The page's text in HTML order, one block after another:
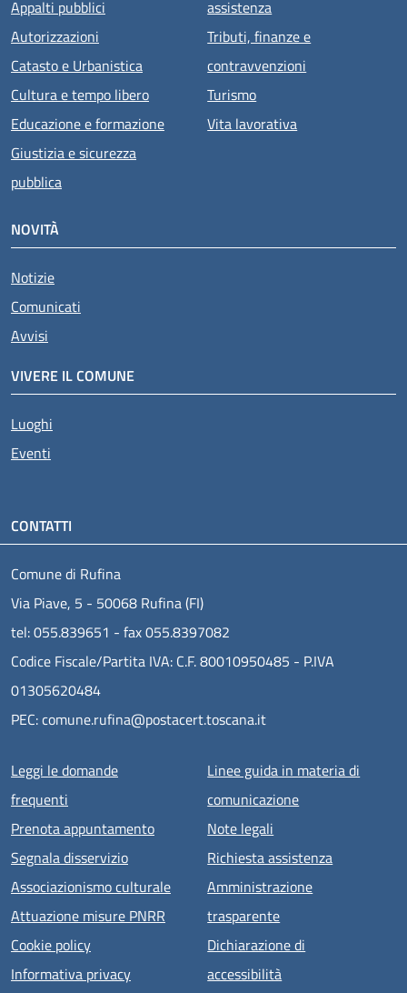
Appalti pubblici
Autorizzazioni
Catasto e Urbanistica
Cultura e tempo libero
Educazione e formazione
Giustizia e sicurezza
pubblica
assistenza
Tributi, finanze e
contravvenzioni
Turismo
Vita lavorativa
NOVITÀ
Notizie
Comunicati
Avvisi
VIVERE IL COMUNE
Luoghi
Eventi
CONTATTI
Comune di Rufina
Via Piave, 5 - 50068 Rufina (FI)
tel: 055.839651 - fax 055.8397082
Codice Fiscale/Partita IVA: C.F. 80010950485 - P.IVA
01305620484
PEC: comune.rufina@postacert.toscana.it
Menu piè di pagina
Leggi le domande
frequenti
Prenota appuntamento
Segnala disservizio
Associazionismo culturale
Attuazione misure PNRR
Cookie policy
Informativa privacy
Linee guida in materia di
comunicazione
Note legali
Richiesta assistenza
Amministrazione
trasparente
Dichiarazione di
accessibilità